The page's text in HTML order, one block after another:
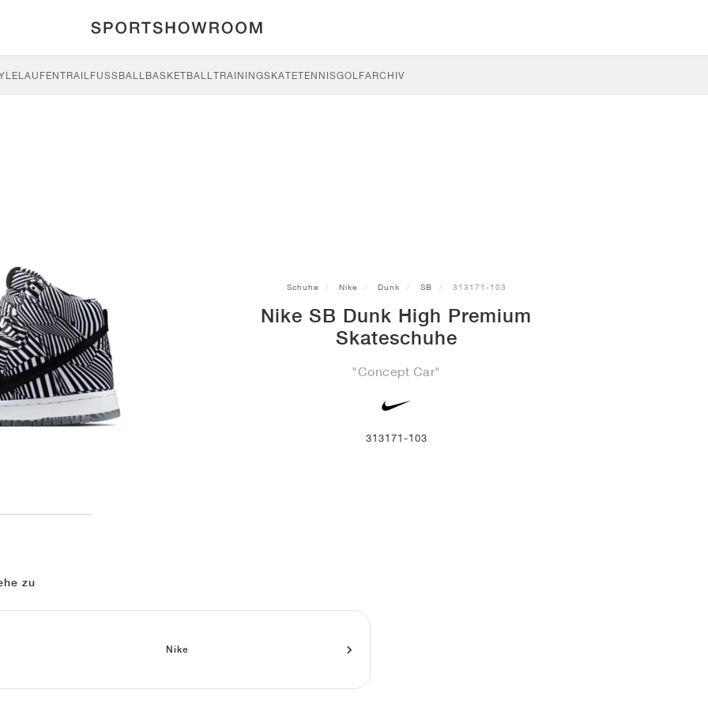
LAUFENTRAILFUSSBALL BASKETBALLTRAININGSKATETENNISGOLFARCHIV
Schuhe Nike Dunk SB 313171-103
Nike SB Dunk High Premium
Skateschuhe
"Concept Car"
313171-103
zu
Nike